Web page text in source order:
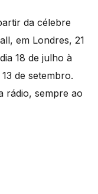
da célebre
em Londres, 21
18 de julho à
de setembro.
rádio, sempre ao